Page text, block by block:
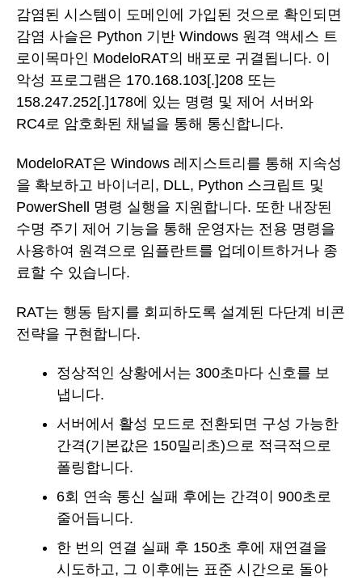
감염된 시스템이 도메인에 가입된 것으로 확인되면
감염 사슬은 Python 기반 Windows 원격 액세스 트
로이목마인 ModeloRAT의 배포로 귀결됩니다. 이
악성 프로그램은 170.168.103[.]208 또는
158.247.252[.]178에 있는 명령 및 제어 서버와
RC4로 암호화된 채널을 통해 통신합니다.
ModeloRAT은 Windows 레지스트리를 통해 지속성
을 확보하고 바이너리, DLL, Python 스크립트 및
PowerShell 명령 실행을 지원합니다. 또한 내장된
수명 주기 제어 기능을 통해 운영자는 전용 명령을
사용하여 원격으로 임플란트를 업데이트하거나 종
료할 수 있습니다.
RAT는 행동 탐지를 회피하도록 설계된 다단계 비콘
전략을 구현합니다.
정상적인 상황에서는 300초마다 신호를 보
냅니다.
서버에서 활성 모드로 전환되면 구성 가능한
간격(기본값은 150밀리초)으로 적극적으로
폴링합니다.
6회 연속 통신 실패 후에는 간격이 900초로
줄어듭니다.
한 번의 연결 실패 후 150초 후에 재연결을
시도하고, 그 이후에는 표준 시간으로 돌아